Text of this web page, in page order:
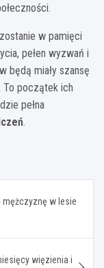
w pamięci
pełen wyzwań i
będą miały szansę
To początek ich
pełna
.
w lesie
więzienia i